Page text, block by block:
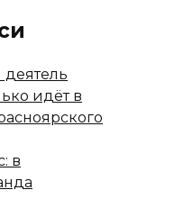
идёт в
в